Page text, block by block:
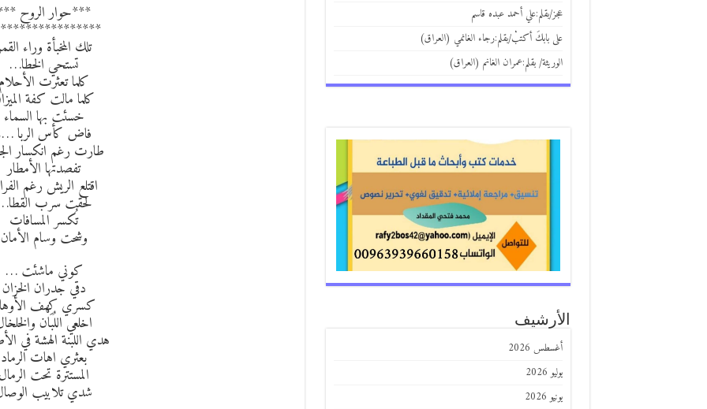
***حوار الروح
تلك المخبأة وراء
تستحي الخطا…
كلما تعثرت الأحلام
كلما مالت كفة
خسئت بها السماء
فاض كأس الربا
طارت رغم انكسار
تفصدتها الأمطار
اقتلع الريش رغم
لحقت سرب
تُكسر المسافات
وشحت وسام الأمان
كوني ماشئت …
دقي جدران الخزان
كسري كهف
اخلعي اللُبَان
هدي اللبنة الهشة في
بعثري اهات الرماد
المستترة تحت الرمال
شدي تلابيب
عجز/بقلم:علي أحمد عبده قاسم
على بابكَ أكتبْ/بقلم:رجاء الغانمي (العراق)
الوريثة/ بقلم:عمران الغانم (العراق)
الأرشيف
أغسطس 2026
يوليو 2026
يونيو 2026